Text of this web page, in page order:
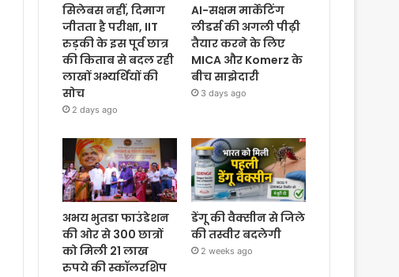
सिलेबस नहीं, दिमाग
जीतता है परीक्षा, IIT
रुड़की के इस पूर्व छात्र
की किताब से बदल रही
लाखों अभ्यर्थियों की
सोच
2 days ago
AI-सक्षम मार्केटिंग
लीडर्स की अगली पीढ़ी
तैयार करने के लिए
MICA और Komerz के
बीच साझेदारी
3 days ago
अभय भुतडा फाउंडेशन
की ओर से 300 छात्रों
को मिली 21 लाख
रुपये की स्कॉलरशिप
डेंगू की वैक्सीन से जिले
की तस्वीर बदलेगी
2 weeks ago